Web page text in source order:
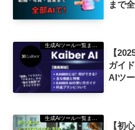
まで
生成Aiツール一覧まとめ
【
ガイ
AIツ
生成Aiツール一覧まとめ
【初